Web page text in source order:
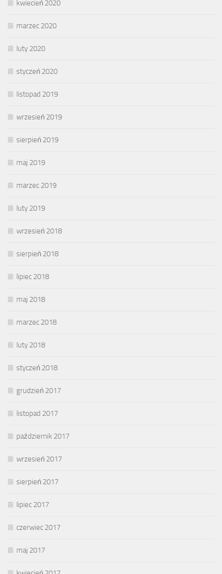
kwiecień 2020
marzec 2020
luty 2020
styczeń 2020
listopad 2019
wrzesień 2019
sierpień 2019
maj 2019
marzec 2019
luty 2019
wrzesień 2018
sierpień 2018
lipiec 2018
maj 2018
marzec 2018
luty 2018
styczeń 2018
grudzień 2017
listopad 2017
październik 2017
wrzesień 2017
sierpień 2017
lipiec 2017
czerwiec 2017
maj 2017